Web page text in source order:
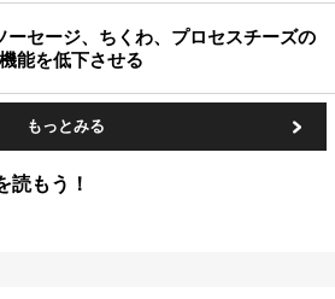
ーセージ、ちくわ、プロセスチーズの
能を低下させる
もっとみる
読もう！